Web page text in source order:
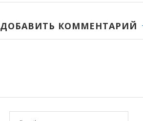
ДОБАВИТЬ КОММЕНТАРИЙ